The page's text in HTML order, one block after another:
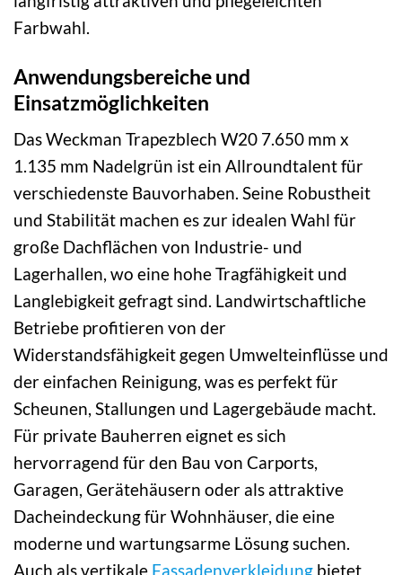
Farbwahl.
Anwendungsbereiche und
Einsatzmöglichkeiten
Das Weckman Trapezblech W20 7.650 mm x
1.135 mm Nadelgrün ist ein Allroundtalent für
verschiedenste Bauvorhaben. Seine Robustheit
und Stabilität machen es zur idealen Wahl für
große Dachflächen von Industrie- und
Lagerhallen, wo eine hohe Tragfähigkeit und
Langlebigkeit gefragt sind. Landwirtschaftliche
Betriebe profitieren von der
Widerstandsfähigkeit gegen Umwelteinflüsse und
der einfachen Reinigung, was es perfekt für
Scheunen, Stallungen und Lagergebäude macht.
Für private Bauherren eignet es sich
hervorragend für den Bau von Carports,
Garagen, Gerätehäusern oder als attraktive
Dacheindeckung für Wohnhäuser, die eine
moderne und wartungsarme Lösung suchen.
Auch als vertikale Fassadenverkleidung bietet